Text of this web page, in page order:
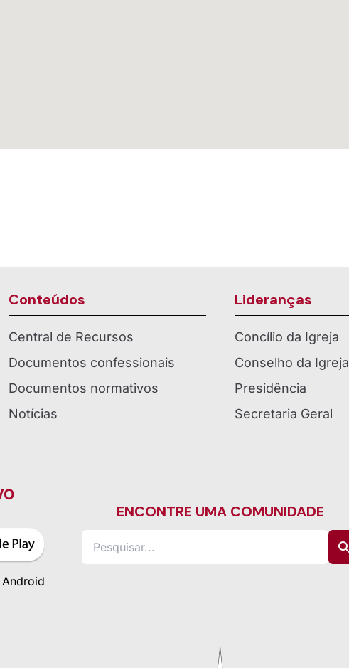
Conteúdos
Central de Recursos
Documentos confessionais
Documentos normativos
Notícias
Lideranças
Concílio da Igreja
Conselho da Igreja
Presidência
Secretaria Geral
ENCONTRE UMA COMUNIDADE